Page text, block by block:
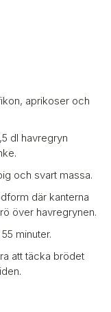
aprikoser och
dl havregryn
och svart massa.
där kanterna
över havregrynen.
minuter.
att täcka brödet